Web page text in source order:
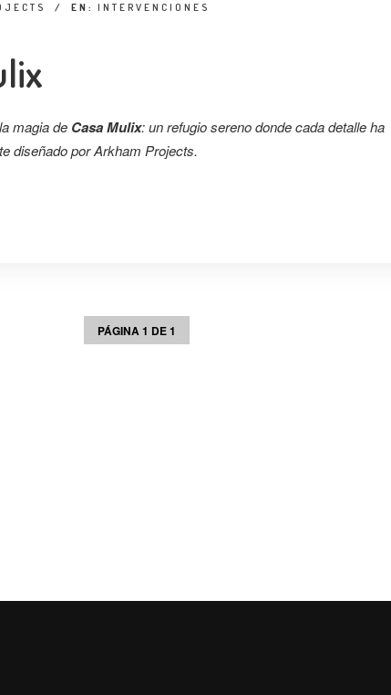
/ EN: INTERVENCIONES
magia de Casa Mulix: un refugio sereno donde cada detalle ha
diseñado por Arkham Projects.
PÁGINA 1 DE 1